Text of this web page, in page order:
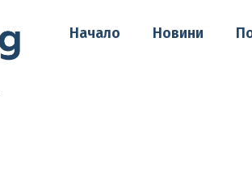
Начало Новини